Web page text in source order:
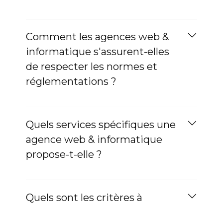
Comment les agences web &
informatique s'assurent-elles
de respecter les normes et
réglementations ?
Quels services spécifiques une
agence web & informatique
propose-t-elle ?
Quels sont les critères à